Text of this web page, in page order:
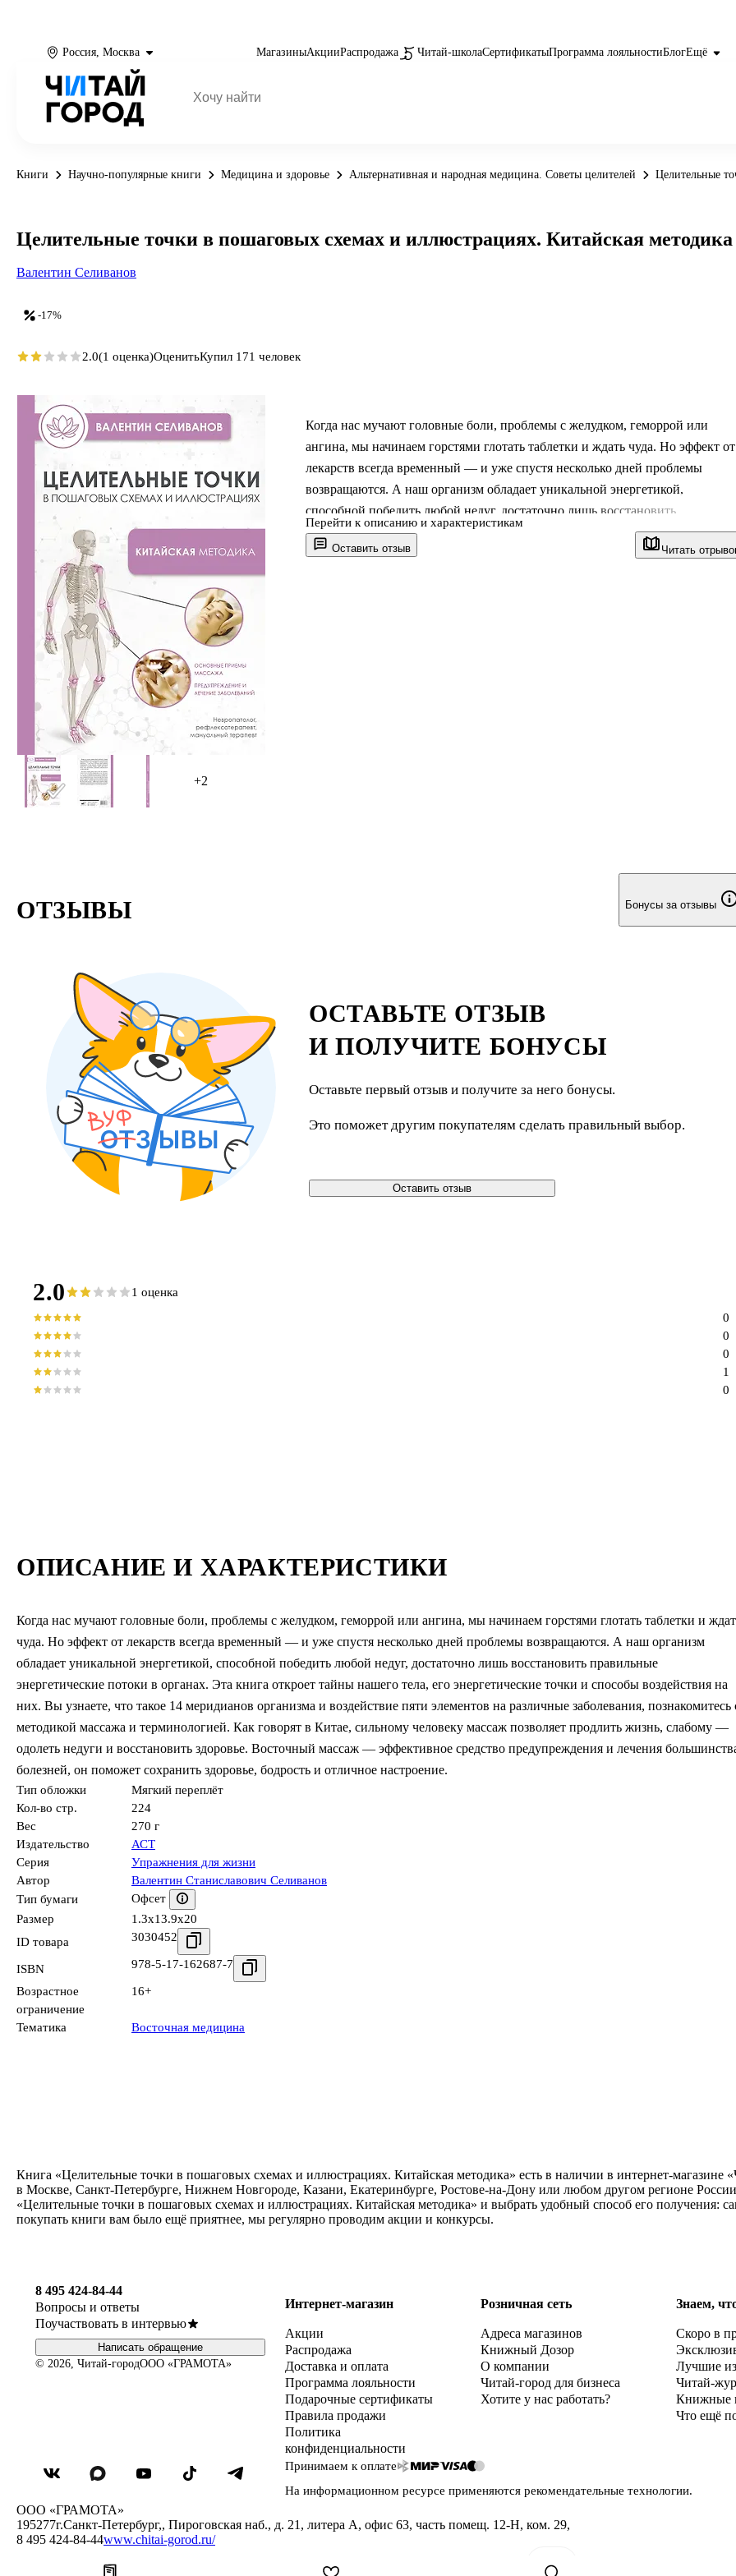
Россия, Москва МагазиныАкцииРаспродажа Читай-школаСертификатыПрограмма лояльностиБлогЕщё
Книги Научно-популярные книги Медицина и здоровье Альтернативная и народная медицина. Советы целителей Целительные
+2
Оставить отзыв Читать
Когда нас мучают головные боли, проблемы с желудком, геморрой или
ангина, мы начинаем горстями глотать таблетки и ждать чуда. Но эффект от
лекарств всегда временный — и уже спустя несколько дней проблемы
возвращаются. А наш организм обладает уникальной энергетикой,
способной победить любой недуг, достаточно лишь восстановить
правильные энергетические потоки в органах. Эта книга откроет тайны
нашего тела, его энергетические точки и способы воздействия на них. Вы
Перейти к описанию и характеристикам
-17%
Целительные точки в пошаговых схемах и иллюстрациях. Китайская методика
Валентин Селиванов
2.0(1 оценка)ОценитьКупил 171 человек
ОПИСАНИЕ И ХАРАКТЕРИСТИКИ
Когда нас мучают головные боли, проблемы с желудком, геморрой или ангина, мы начинаем горстями глотать таблетки и
чуда. Но эффект от лекарств всегда временный — и уже спустя несколько дней проблемы возвращаются. А наш организм
обладает уникальной энергетикой, способной победить любой недуг, достаточно лишь восстановить правильные
энергетические потоки в органах. Эта книга откроет тайны нашего тела, его энергетические точки и способы воздействия на
них. Вы узнаете, что такое 14 меридианов организма и воздействие пяти элементов на различные заболевания, познакомитесь
методикой массажа и терминологией. Как говорят в Китае, сильному человеку массаж позволяет продлить жизнь, слабому —
одолеть недуги и восстановить здоровье. Восточный массаж — эффективное средство предупреждения и лечения
болезней, он поможет сохранить здоровье, бодрость и отличное настроение.
Тип обложки
Мягкий переплёт
Кол-во стр.
224
Вес
270 г
Издательство
АСТ
Серия
Упражнения для жизни
Автор
Валентин Станиславович Селиванов
Тип бумаги
Офсет
Размер
1.3x13.9x20
ID товара
3030452
ISBN 978-5-17-162687-7
Возрастное
ограничение
16+
Тематика Восточная медицина
ОТЗЫВЫ Бонусы за отзывы
ОСТАВЬТЕ ОТЗЫВ
И ПОЛУЧИТЕ БОНУСЫ
Оставьте первый отзыв и получите за него бонусы.
Это поможет другим покупателям сделать правильный выбор.
Оставить отзыв
2.0 1 оценка
0
1
0
0
0
Книга «Целительные точки в пошаговых схемах и иллюстрациях. Китайская методика» есть в наличии в интернет-магазине
в Москве, Санкт-Петербурге, Нижнем Новгороде, Казани, Екатеринбурге, Ростове-на-Дону или любом другом регионе
«Целительные точки в пошаговых схемах и иллюстрациях. Китайская методика» и выбрать удобный способ его получения:
покупать книги вам было ещё приятнее, мы регулярно проводим акции и конкурсы.
8 495 424-84-44
Вопросы и ответы
Поучаствовать в интервью
Написать обращение
© 2026, Читай-городООО «ГРАМОТА»
Интернет-магазин
Акции
Распродажа
Доставка и оплата
Программа лояльности
Подарочные сертификаты
Правила продажи
Политика
конфиденциальности
Розничная сеть
Адреса магазинов
Книжный Дозор
О компании
Читай-город для бизнеса
Хотите у нас работать?
Знаем,
Скоро в
Лучшие
Читай-
Книжные
Что ещё
Принимаем к оплате
На информационном ресурсе применяются рекомендательные технологии.
ООО «ГРАМОТА»
195277г.Санкт-Петербург,, Пироговская наб., д. 21, литера А, офис 63, часть помещ. 12-Н, ком. 29,
8 495 424-84-44www.chitai-gorod.ru/